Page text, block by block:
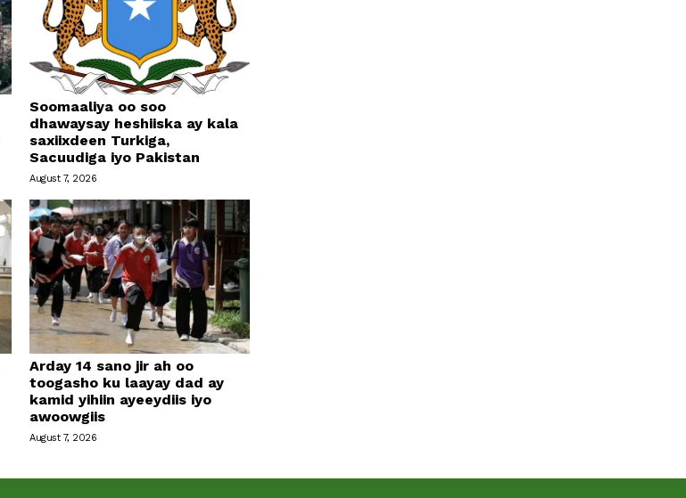
Soomaaliya oo soo
dhawaysay heshiiska ay kala
saxiixdeen Turkiga,
Sacuudiga iyo Pakistan
August 7, 2026
Arday 14 sano jir ah oo
toogasho ku laayay dad ay
kamid yihiin ayeeydiis iyo
awoowgiis
August 7, 2026